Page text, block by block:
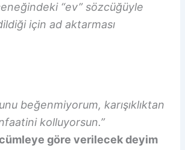
“ev” sözcüğüyle
için ad aktarması
beğenmiyorum, karışıklıktan
kolluyorsun.”
cümleye göre verilecek deyim